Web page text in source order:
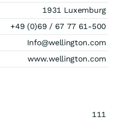
1931 Luxemburg
+49 (0)69 / 67 77 61-500
Info@wellington.com
www.wellington.com
111